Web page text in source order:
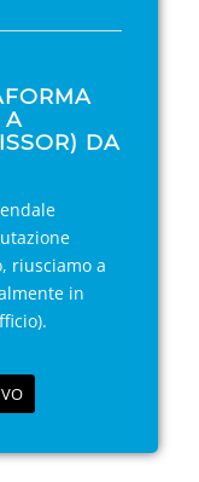
A
DA
riusciamo a
in